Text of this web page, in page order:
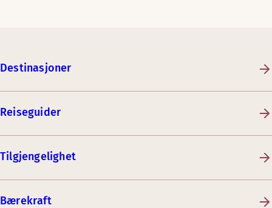
Destinasjoner
Reiseguider
Tilgjengelighet
Bærekraft